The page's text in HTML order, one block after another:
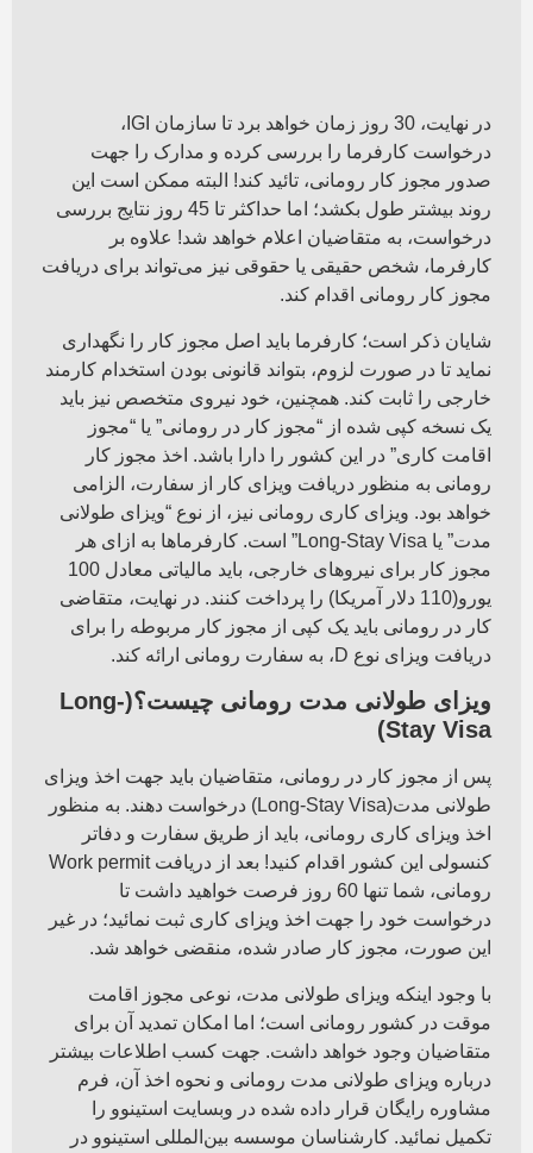
در نهایت، 30 روز زمان خواهد برد تا سازمان IGI،
درخواست کارفرما را بررسی کرده و مدارک را جهت
صدور مجوز کار رومانی، تائید کند! البته ممکن است این
روند بیشتر طول بکشد؛ اما حداکثر تا 45 روز نتایج بررسی
درخواست، به متقاضیان اعلام خواهد شد! علاوه بر
کارفرما، شخص حقیقی یا حقوقی نیز می‌تواند برای دریافت
مجوز کار رومانی اقدام کند.
شایان ذکر است؛ کارفرما باید اصل مجوز کار را نگهداری
نماید تا در صورت لزوم، بتواند قانونی بودن استخدام کارمند
خارجی را ثابت کند. همچنین، خود نیروی متخصص نیز باید
یک نسخه کپی شده از “مجوز کار در رومانی” یا “مجوز
اقامت کاری” در این کشور را دارا باشد. اخذ مجوز کار
رومانی به منظور دریافت ویزای کار از سفارت، الزامی
خواهد بود. ویزای کاری رومانی نیز، از نوع “ویزای طولانی
مدت” یا Long-Stay Visa” است. کارفرماها به ازای هر
مجوز کار برای نیروهای خارجی، باید مالیاتی معادل 100
یورو(110 دلار آمریکا) را پرداخت کنند. در نهایت، متقاضی
کار در رومانی باید یک کپی از مجوز کار مربوطه را برای
دریافت ویزای نوع D، به سفارت رومانی ارائه کند.
ویزای طولانی مدت رومانی چیست؟(Long-
Stay Visa)
پس از مجوز کار در رومانی، متقاضیان باید جهت اخذ ویزای
طولانی مدت(Long-Stay Visa) درخواست دهند. به منظور
اخذ ویزای کاری رومانی، باید از طریق سفارت و دفاتر
کنسولی این کشور اقدام کنید! بعد از دریافت Work permit
رومانی، شما تنها 60 روز فرصت خواهید داشت تا
درخواست خود را جهت اخذ ویزای کاری ثبت نمائید؛ در غیر
این صورت، مجوز کار صادر شده، منقضی خواهد شد.
با وجود اینکه ویزای طولانی مدت، نوعی مجوز اقامت
موقت در کشور رومانی است؛ اما امکان تمدید آن برای
متقاضیان وجود خواهد داشت. جهت کسب اطلاعات بیشتر
درباره ویزای طولانی مدت رومانی و نحوه اخذ آن، فرم
مشاوره رایگان قرار داده شده در وبسایت استینوو را
تکمیل نمائید. کارشناسان موسسه بین‌المللی استینوو در